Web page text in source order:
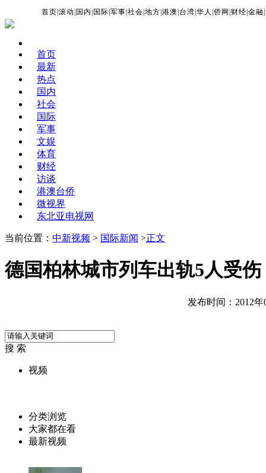
首页 |滚动 国内 国际 |军事 |社会 |地方 |港澳 台湾 |华人 |侨网 财经 |金融 |
首页
最新
热点
国内
社会
国际
军事
文娱
体育
财经
访谈
港澳台侨
微视界
东北亚电视网
当前位置： 中新视频 > 国际新闻 >正文
德国柏林城市列车出轨5人受伤
发布时间：2012年
搜 索
视频
分类浏览
大家都在看
最新视频